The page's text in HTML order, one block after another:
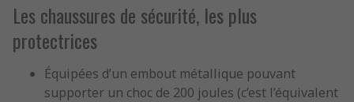
Les chaussures de sécurité, les plus
protectrices
Équipées d’un embout métallique pouvant
supporter un choc de 200 joules (c’est l’équivalent